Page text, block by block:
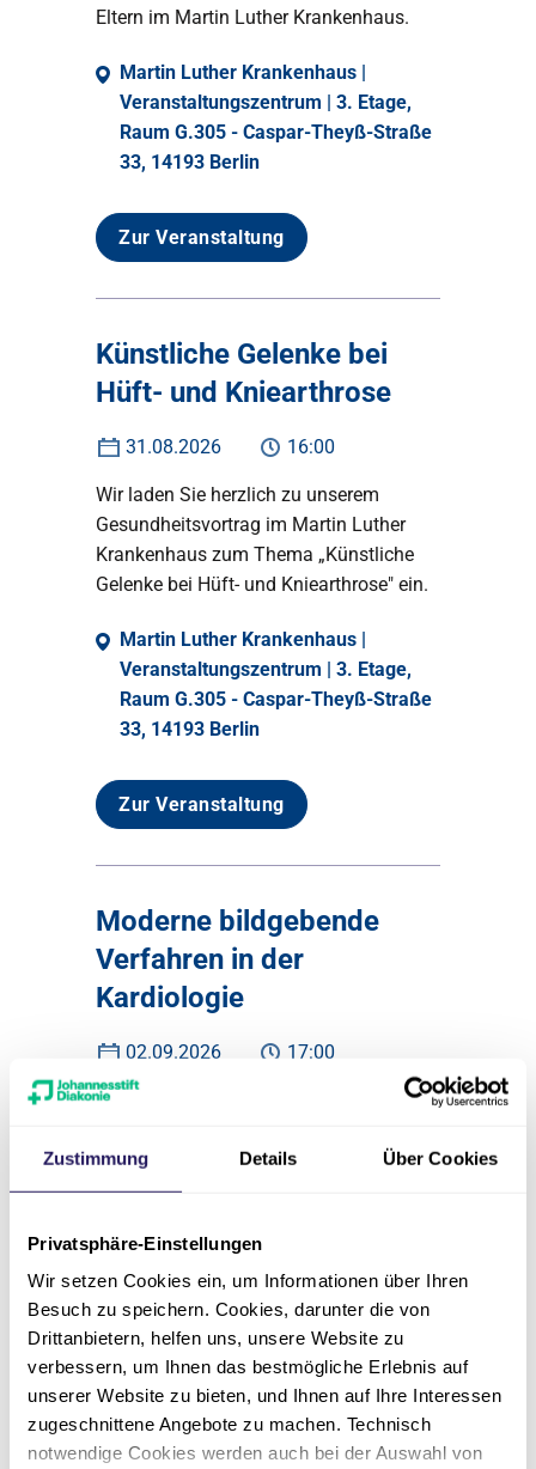
Zustimmung Details Über Cookies
Privatsphäre-Einstellungen
Wir setzen Cookies ein, um Informationen über Ihren
Besuch zu speichern. Cookies, darunter die von
Drittanbietern, helfen uns, unsere Website zu
verbessern, um Ihnen das bestmögliche Erlebnis auf
unserer Website zu bieten, und Ihnen auf Ihre Interessen
zugeschnittene Angebote zu machen. Technisch
notwendige Cookies werden auch bei der Auswahl von
Eltern im Martin Luther Krankenhaus.
Martin Luther Krankenhaus |
Veranstaltungszentrum | 3. Etage,
Raum G.305 - Caspar-Theyß-Straße
33, 14193 Berlin
Zur Veranstaltung
Künstliche Gelenke bei
Hüft- und Kniearthrose
31.08.2026 16:00
Wir laden Sie herzlich zu unserem
Gesundheitsvortrag im Martin Luther
Krankenhaus zum Thema „Künstliche
Gelenke bei Hüft- und Kniearthrose" ein.
Martin Luther Krankenhaus |
Veranstaltungszentrum | 3. Etage,
Raum G.305 - Caspar-Theyß-Straße
33, 14193 Berlin
Zur Veranstaltung
Moderne bildgebende
Verfahren in der
Kardiologie
02.09.2026 17:00
Wir laden Sie herzlich zu unserem
bildgebende Verfahren in der
Kardiologie“ ein.
Martin Luther Krankenhaus |
Veranstaltungszentrum | 3. Etage,
Raum G.305 - Caspar-Theyß-Straße
33, 14193 Berlin
Zur Veranstaltung